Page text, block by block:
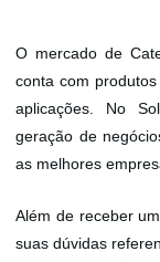
O mercado de
conta com
aplicações. No
geração de
as melhores
Além de receber
suas dúvidas